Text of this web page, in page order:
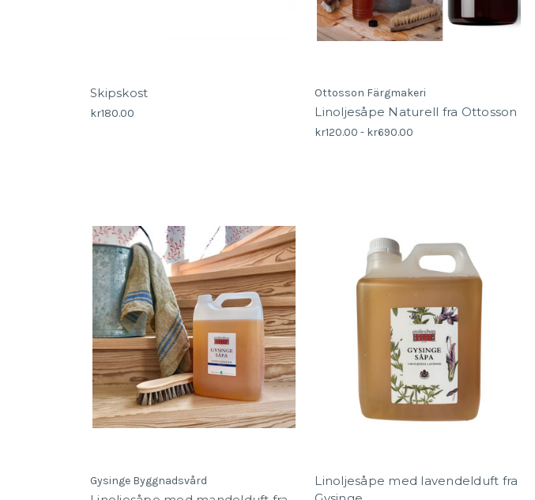
Skipskost
kr180.00
Ottosson Färgmakeri
Linoljesåpe Naturell fra Ottosson
kr120.00 - kr690.00
Gysinge Byggnadsvård
Linoljesåpe med lavendelduft fra